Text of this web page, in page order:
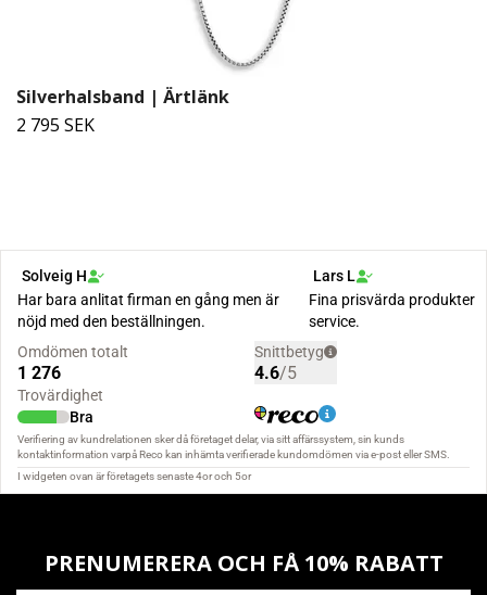
Silverhalsband | Ärtlänk
2 795 SEK
PRENUMERERA OCH FÅ 10% RABATT